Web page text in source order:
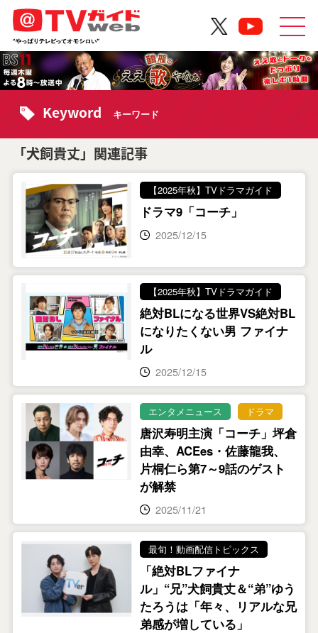
Keyword キーワード
「犬飼貴丈」関連記事
【2025年秋】TVドラマガイド
ドラマ9「コーチ」
2025/12/15
【2025年秋】TVドラマガイド
絶対BLになる世界VS絶対BL
になりたくない男 ファイナ
ル
2025/12/15
エンタメニュース ドラマ
唐沢寿明主演「コーチ」坪倉
由幸、ACEes・佐藤龍我、
片桐仁ら第7～9話のゲスト
が解禁
2025/11/21
最旬！動画配信トピックス
「絶対BLファイナ
ル」“兄”犬飼貴丈＆“弟”ゆう
たろうは「年々、リアルな兄
弟感が増している」